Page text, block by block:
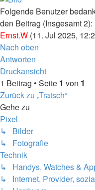
Folgende Benutzer
den Beitrag (Insgesamt 2):
Ernst.W (11. Jul 2025,
Nach oben
Antworten
Druckansicht
1 Beitrag • Seite 1 von 1
Zurück zu „Tratsch“
Gehe zu
Pixel
↳ Bilder
↳ Fotografie
Technik
↳ Handys, Watches &
↳ Internet, Provider,